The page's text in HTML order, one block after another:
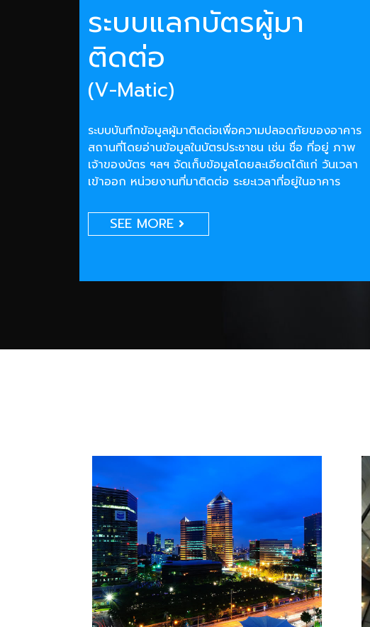
ระบบแลกบัตรผู้มา
ติดต่อ
(V-Matic)
ระบบบันทึกข้อมูลผู้มาติดต่อเพื่อความปลอดภัยของอาคาร
สถานที่โดยอ่านข้อมูลในบัตรประชาชน เช่น ชื่อ ที่อยู่ ภาพ
เจ้าของบัตร ฯลฯ จัดเก็บข้อมูลโดยละเอียดได้แก่ วันเวลา
เข้าออก หน่วยงานที่มาติดต่อ ระยะเวลาที่อยู่ในอาคาร
SEE MORE